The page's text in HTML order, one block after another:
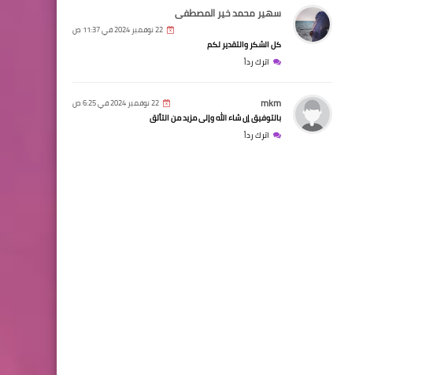
سهير محمد خير المصطفى
22 نوفمبر 2024 في 11:37 ص
كل الشكر والتقدير لكم
اترك رداً
mkm 22 نوفمبر 2024 في 6:25 ص
بالتوفيق إن شاء الله وإلى مزيد من التألق
اترك رداً